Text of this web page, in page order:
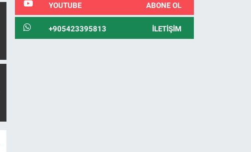
YOUTUBE ABONE OL
+905423395813 İLETIŞIM